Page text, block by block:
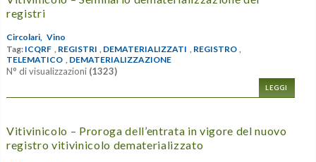
registri
Circolari, Vino
Tag: ICQRF REGISTRI DEMATERIALIZZATI REGISTRO
TELEMATICO
DEMATERIALIZZAZIONE
N° di visualizzazioni (1323)
LEGGI
Vitivinicolo – Proroga dell’entrata in vigore del nuovo
registro vitivinicolo dematerializzato